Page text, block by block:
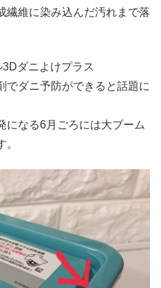
繊維に染み込んだ汚れまで落
ダニよけプラス
でダニ予防ができると話題に
になる6月ごろには大ブーム